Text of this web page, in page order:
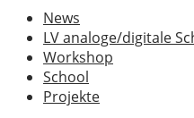
News
LV analoge/digitale
Workshop
School
Projekte